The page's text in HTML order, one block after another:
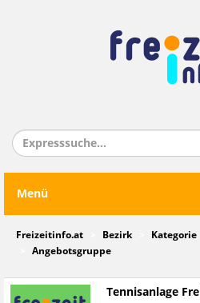
Menü
Freizeitinfo.at Bezirk Kategorie
Angebotsgruppe
Tennisanlage